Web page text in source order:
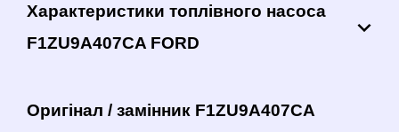
Характеристики топлівного насоса
F1ZU9A407CA FORD
Оригінал / замінник F1ZU9A407CA